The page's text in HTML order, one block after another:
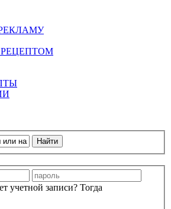
учетной записи? Тогда